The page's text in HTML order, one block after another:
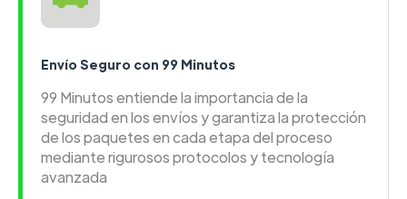
Envío Seguro con 99 Minutos
99 Minutos entiende la importancia de la
seguridad en los envíos y garantiza la protección
de los paquetes en cada etapa del proceso
mediante rigurosos protocolos y tecnología
avanzada